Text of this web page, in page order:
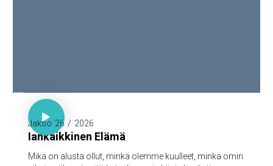
1. Joh. 1:1-3

Jakso 26 / 2026
Iankaikkinen Elämä
Mikä on alusta ollut, minkä olemme kuulleet, minkä omin